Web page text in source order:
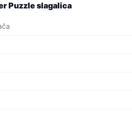
Puzzle slagalica